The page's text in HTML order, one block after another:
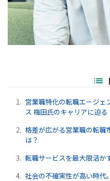
1. 営業職特化の転職エージェ
ス 梅田氏のキャリアに迫る
2. 格差が広がる営業職の転職
は？
3. 転職サービスを最大限活か
4. 社会の不確実性が高い時代